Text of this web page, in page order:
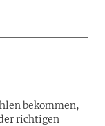
bekommen,
richtigen